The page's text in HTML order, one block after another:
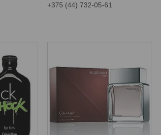
+375 (44) 732-05-61